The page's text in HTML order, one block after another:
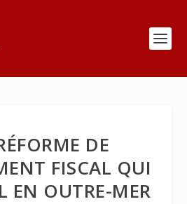
DE
FISCAL QUI
EN OUTRE-MER